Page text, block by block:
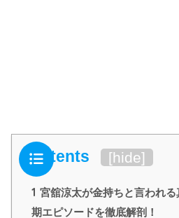
Contents [hide]
1 宮舘涼太が金持ちと言われ
期エピソードを徹底解剖！